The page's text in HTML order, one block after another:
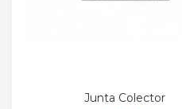
Junta Colector